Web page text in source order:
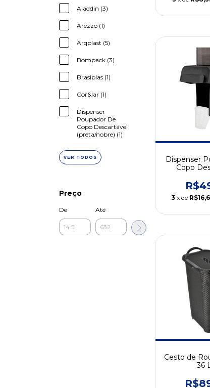
Aladdin (3)
Arezzo (1)
Arqplast (5)
Bompack (3)
Brasiplas (1)
Cor&lar (1)
Dispenser
Poupador De
Copo Descartável
(preta/nobre) (1)
VER TODOS
Preço
De Até
Dispenser
Copo
3 x de
Cesto de
36